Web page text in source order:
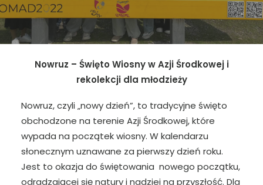
Nowruz – Święto Wiosny w Azji Środkowej i
rekolekcji dla młodzieży
Nowruz, czyli „nowy dzień”, to tradycyjne święto
obchodzone na terenie Azji Środkowej, które
wypada na początek wiosny. W kalendarzu
słonecznym uznawane za pierwszy dzień roku.
Jest to okazja do świętowania nowego początku,
odradzającej się natury i nadziei na przyszłość. Dla